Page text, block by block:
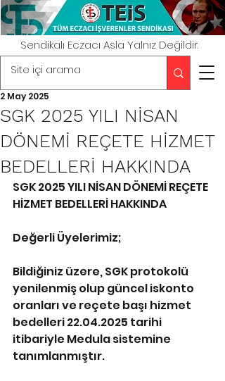
Sendikalı Eczacı Asla Yalnız Değildir.
SGK 2025 YILI NİSAN
DÖNEMİ REÇETE HİZMET
BEDELLERİ HAKKINDA
2 May 2025
SGK 2025 YILI NİSAN DÖNEMİ REÇETE
HİZMET BEDELLERİ HAKKINDA
Değerli Üyelerimiz;
Bildiğiniz üzere, SGK protokolü
yenilenmiş olup güncel iskonto
oranları ve reçete başı hizmet
bedelleri 22.04.2025 tarihi
itibariyle Medula sistemine
tanımlanmıştır.